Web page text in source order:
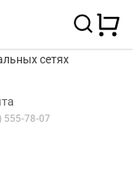
сетях
555-78-07